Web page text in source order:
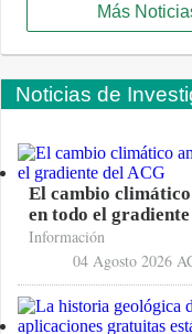
Más
Noticias de
El cambio
en todo el
Información
04 Agosto 2026